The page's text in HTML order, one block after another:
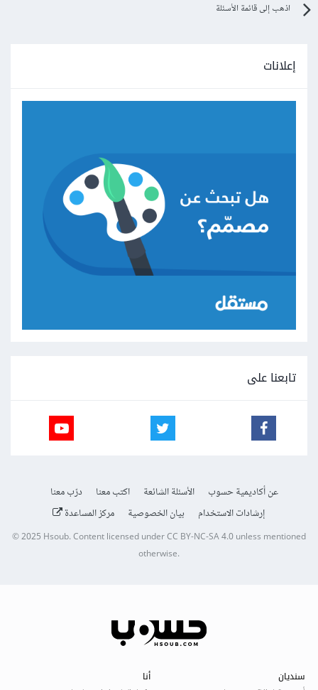
اذهب إلى قائمة الأسئلة
إعلانات
تابعنا على
عن أكاديمية حسوب الأسئلة الشائعة اكتب معنا
درّب معنا
إرشادات الاستخدام
بيان الخصوصية مركز المساعدة
© 2025Hsoub.Content licensed underCC BY-NC-SA 4.0unless mentioned
otherwise.